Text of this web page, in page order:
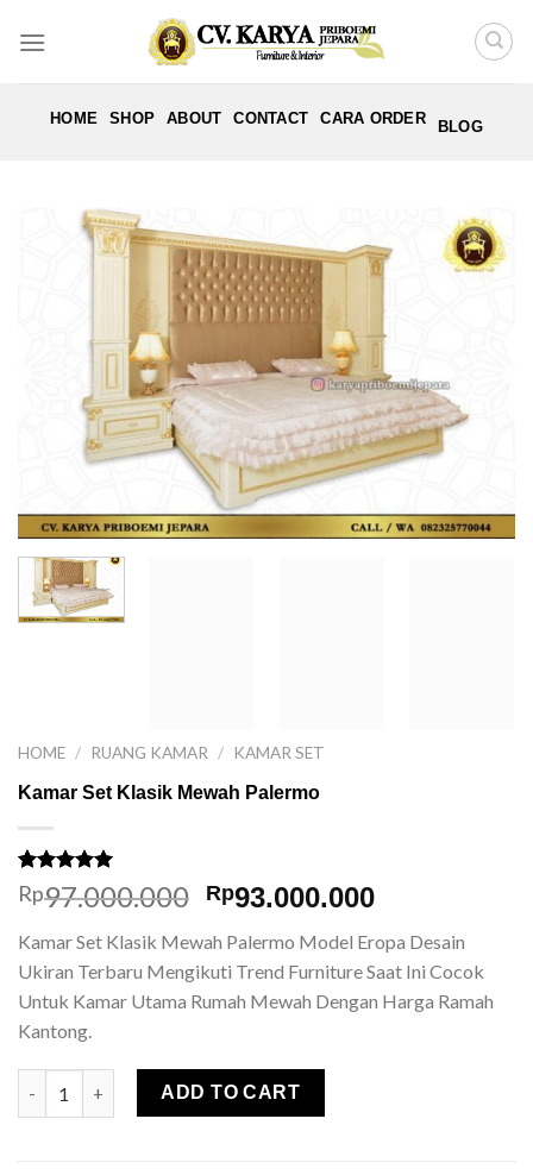
HOME SHOP ABOUT CONTACT CARA ORDER
BLOG
HOME / RUANG KAMAR / KAMAR SET
Kamar Set Klasik Mewah Palermo
Rated5.00
out of 5
1
customer
rating
Rp97.000.000 Original
was:
Rp97.000.000.
Rp93.000.000Current
is:
Kamar Set Klasik Mewah Palermo Model Eropa Desain
Ukiran Terbaru Mengikuti Trend Furniture Saat Ini Cocok
Untuk Kamar Utama Rumah Mewah Dengan Harga Ramah
Kantong.
Kamar Set Klasik Mewah Palermo quantity
ADD TO CART